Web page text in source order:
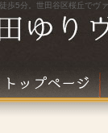
歩5分。世田谷区桜丘でヴ